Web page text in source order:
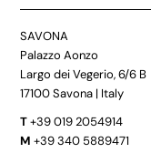
SAVONA
Palazzo Aonzo
Largo dei Vegerio, 6/6 B
17100 Savona | Italy
T +39 019 2054914
M +39 340 5889471